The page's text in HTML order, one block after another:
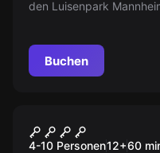
den Luisenpark
Buchen
Neu
Die
4-10 Personen12+60